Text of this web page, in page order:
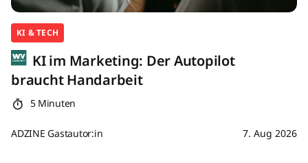
KI & TECH
KI im Marketing: Der Autopilot
braucht Handarbeit
5 Minuten
ADZINE Gastautor:in 7. Aug 2026